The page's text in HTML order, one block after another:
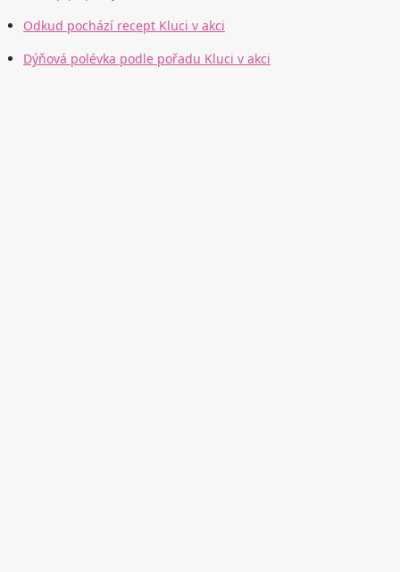
Odkud pochází recept Kluci v akci
Dýňová polévka podle pořadu Kluci v akci